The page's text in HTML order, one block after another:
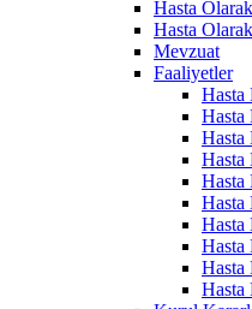
Hasta
Hasta
Mevzuat
Faaliyetler
Hasta
Hasta
Hasta
Hasta
Hasta
Hasta
Hasta
Hasta
Hasta
Hasta